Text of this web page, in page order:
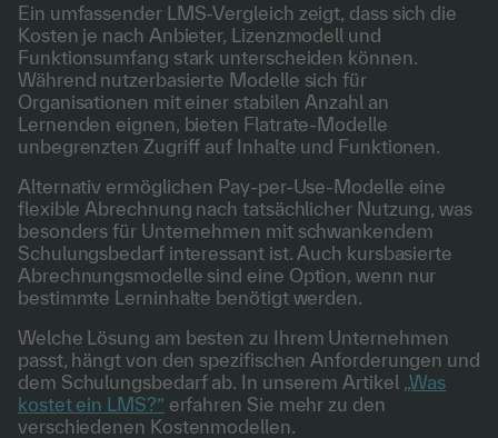
Ein umfassender LMS-Vergleich zeigt, dass sich die
Kosten je nach Anbieter, Lizenzmodell und
Funktionsumfang stark unterscheiden können.
Während nutzerbasierte Modelle sich für
Organisationen mit einer stabilen Anzahl an
Lernenden eignen, bieten Flatrate-Modelle
unbegrenzten Zugriff auf Inhalte und Funktionen.
Alternativ ermöglichen Pay-per-Use-Modelle eine
flexible Abrechnung nach tatsächlicher Nutzung, was
besonders für Unternehmen mit schwankendem
Schulungsbedarf interessant ist. Auch kursbasierte
Abrechnungsmodelle sind eine Option, wenn nur
bestimmte Lerninhalte benötigt werden.
Welche Lösung am besten zu Ihrem Unternehmen
passt, hängt von den spezifischen Anforderungen und
dem Schulungsbedarf ab. In unserem Artikel „Was
kostet ein LMS?” erfahren Sie mehr zu den
verschiedenen Kostenmodellen.